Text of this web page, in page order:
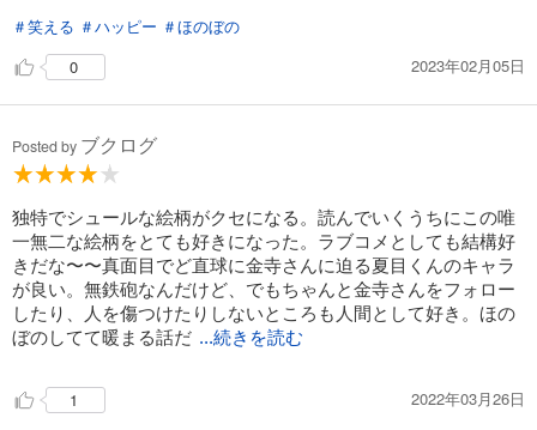
＃笑える ＃ハッピー ＃ほのぼの
0
2023年02月05日
Posted by ブクログ
独特でシュールな絵柄がクセになる。読んでいくうちにこの唯
一無二な絵柄をとても好きになった。ラブコメとしても結構好
きだな〜〜真面目でど直球に金寺さんに迫る夏目くんのキャラ
が良い。無鉄砲なんだけど、でもちゃんと金寺さんをフォロー
したり、人を傷つけたりしないところも人間として好き。ほの
ぼのしてて暖まる話だ ...続きを読む
1 2022年03月26日